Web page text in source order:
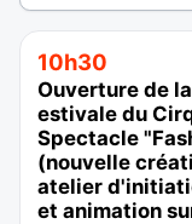
10h30
Ouverture de
estivale du
Spectacle
(nouvelle
atelier
et animation